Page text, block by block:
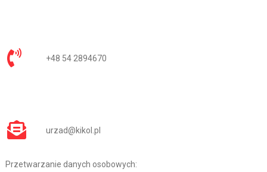
+48 54 2894670
urzad@kikol.pl
Przetwarzanie danych osobowych: